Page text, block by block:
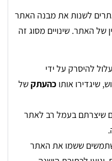
לשנות את מבנה האתר
האתר. שינויים מסוג זה
להיסרק על ידי
שיגדירו אותו כהעתקשל
שיצרתם בעמל רב לאתר
ששמו את האתר